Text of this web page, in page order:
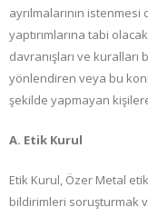
ayrılmalarının
yaptırımlarına tabi
davranışları ve
yönlendiren veya bu
şekilde yapmayan
A. Etik Kurul
Etik Kurul, Özer Metal
bildirimleri soruşturmak